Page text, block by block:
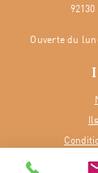
Ouvertedu